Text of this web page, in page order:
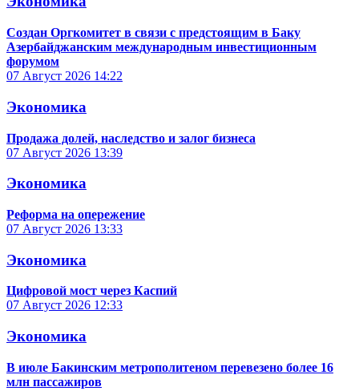
Создан Оргкомитет в связи с предстоящим в Баку
Азербайджанским международным инвестиционным
форумом
07 Август 2026 14:22
Экономика
Продажа долей, наследство и залог бизнеса
07 Август 2026 13:39
Экономика
Реформа на опережение
07 Август 2026 13:33
Экономика
Цифровой мост через Каспий
07 Август 2026 12:33
Экономика
В июле Бакинским метрополитеном перевезено более 16
млн пассажиров